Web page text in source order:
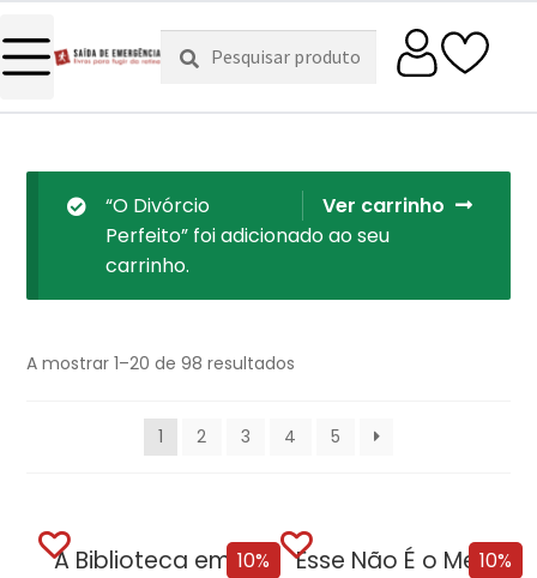
Pesquisar
por:
Pesquisa
Ver carrinho
“O Divórcio
Perfeito” foi adicionado ao seu
carrinho.
A mostrar 1–20 de 98 resultados
1 2 3 4 5
10%
A Biblioteca em Chamas 10%
Esse Não É o Meu Nome